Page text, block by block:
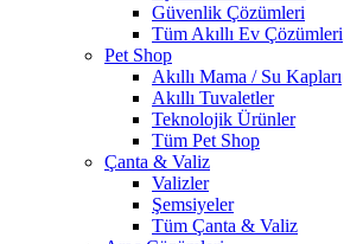
Güvenlik Çözümleri
Tüm Akıllı Ev Çözümleri
Pet Shop
Akıllı Mama / Su Kapları
Akıllı Tuvaletler
Teknolojik Ürünler
Tüm Pet Shop
Çanta & Valiz
Valizler
Şemsiyeler
Tüm Çanta & Valiz